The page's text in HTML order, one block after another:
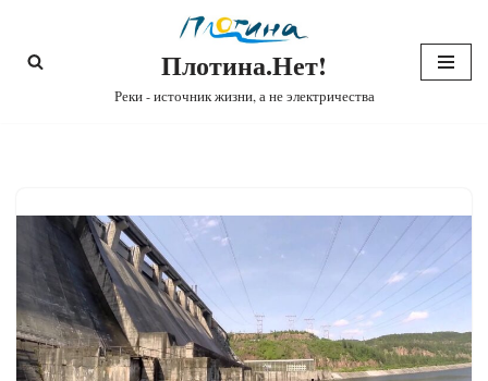
Перейти
Плотина.Нет!
Реки - источник жизни, а не электричества